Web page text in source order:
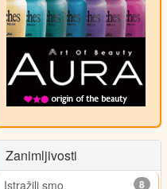
Zanimljivosti
Istražili smo 8